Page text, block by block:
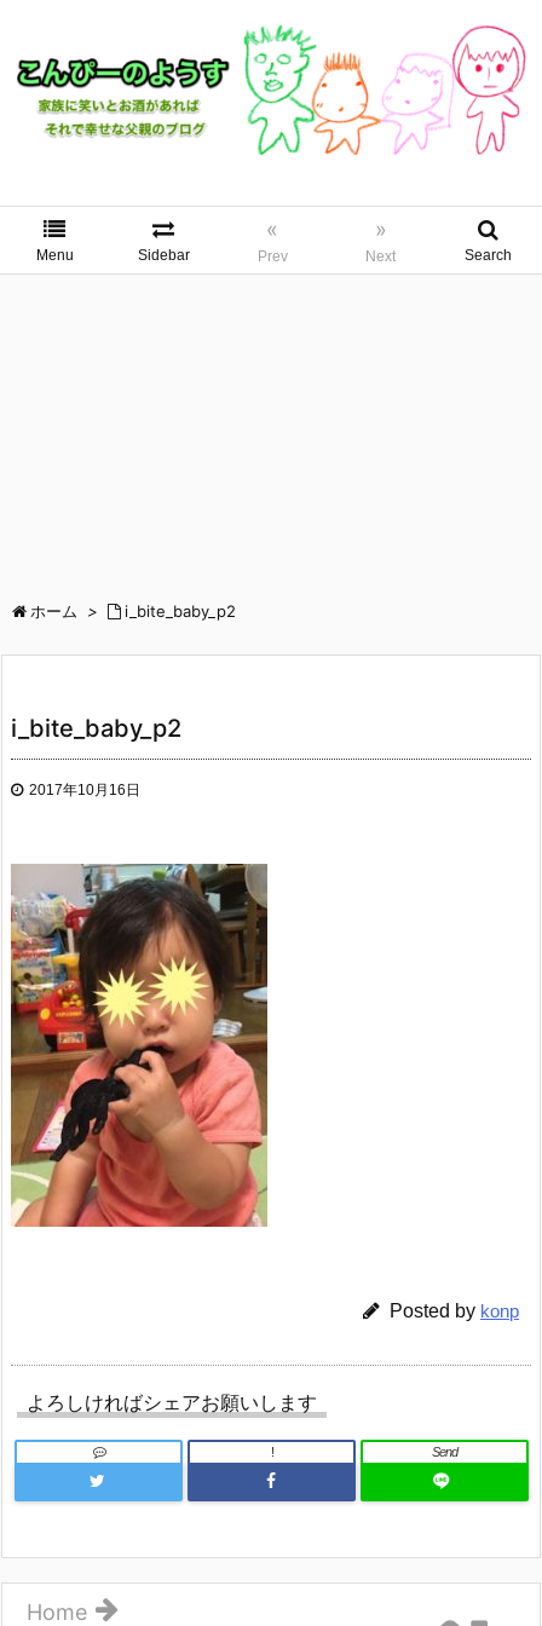
Menu Sidebar
«
Prev
»
Next Search
ホーム > i_bite_baby_p2
i_bite_baby_p2
2017年10月16日
Posted by konp
よろしければシェアお願いします
! Send
Home